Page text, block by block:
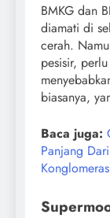
BMKG dan
diamati di
cerah.
pesisir,
biasanya,
Baca juga:
Panjang